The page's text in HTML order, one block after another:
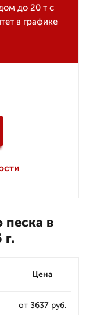
до 20 т с
в графике
песка в
г.
Цена
от 3637 руб.